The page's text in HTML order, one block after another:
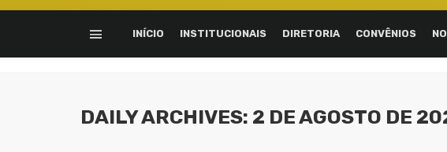
INÍCIO INSTITUCIONAIS DIRETORIA CONVÊNIOS
DAILY ARCHIVES: 2 DE AGOSTO DE